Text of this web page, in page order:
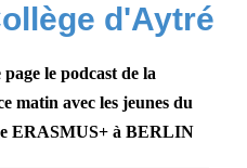
d'Aytré
le podcast de la
matin avec les jeunes du
ERASMUS+ à BERLIN